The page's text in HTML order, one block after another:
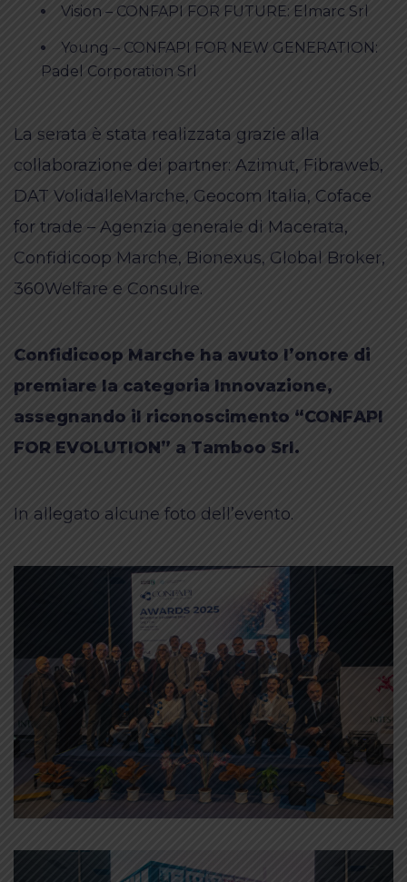
Vision – CONFAPI FOR FUTURE: Elmarc Srl
Young – CONFAPI FOR NEW GENERATION:
Padel Corporation Srl
La serata è stata realizzata grazie alla
collaborazione dei partner: Azimut, Fibraweb,
DAT VolidalleMarche, Geocom Italia, Coface
for trade – Agenzia generale di Macerata,
Confidicoop Marche, Bionexus, Global Broker,
360Welfare e Consulre.
Confidicoop Marche ha avuto l’onore di
premiare la categoria Innovazione,
assegnando il riconoscimento “CONFAPI
FOR EVOLUTION” a Tamboo Srl.
In allegato alcune foto dell’evento.